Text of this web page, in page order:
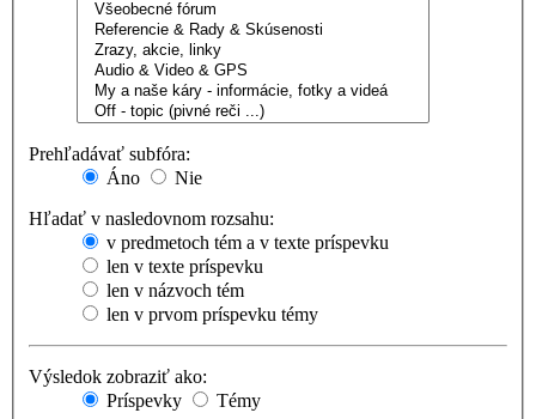
Prehľadávať subfóra:
Áno
Nie
Hľadať v nasledovnom rozsahu:
v predmetoch tém a v texte príspevku
len v texte príspevku
len v názvoch tém
len v prvom príspevku témy
Výsledok zobraziť ako:
Príspevky
Témy